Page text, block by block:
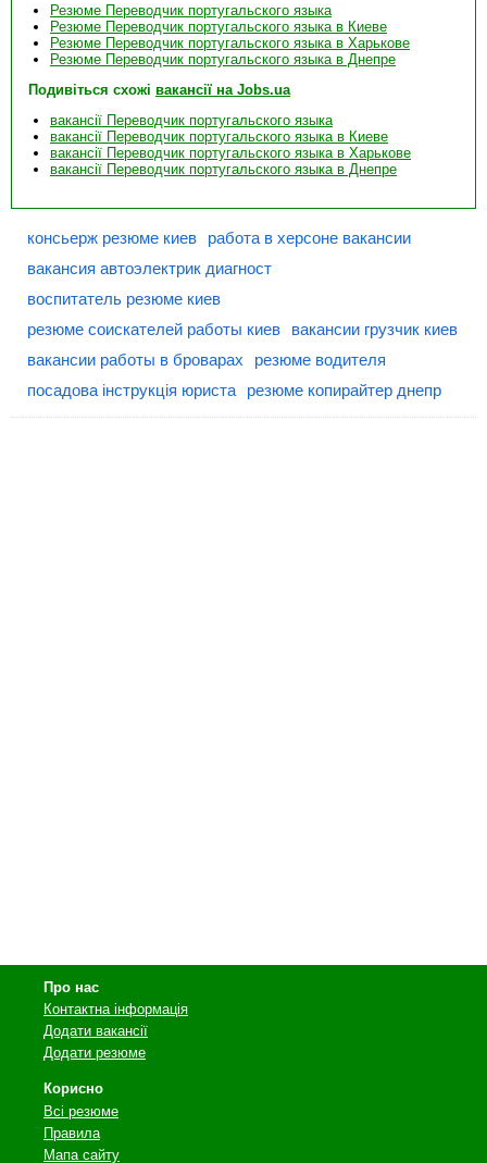
Резюме Переводчик португальского языка
Резюме Переводчик португальского языка в Киеве
Резюме Переводчик португальского языка в Харькове
Резюме Переводчик португальского языка в Днепре
Подивіться схожі вакансії на Jobs.ua
вакансії Переводчик португальского языка
вакансії Переводчик португальского языка в Киеве
вакансії Переводчик португальского языка в Харькове
вакансії Переводчик португальского языка в Днепре
консьерж резюме киев
работа в херсоне вакансии
вакансия автоэлектрик диагност
воспитатель резюме киев
резюме соискателей работы киев
вакансии грузчик киев
вакансии работы в броварах
резюме водителя
посадова інструкція юриста
резюме копирайтер днепр
Про нас
Контактна інформація
Додати вакансії
Додати резюме
Корисно
Всі резюме
Правила
Мапа сайту